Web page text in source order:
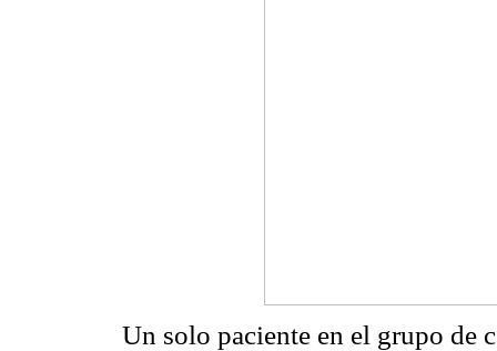
Un solo paciente en el grupo de